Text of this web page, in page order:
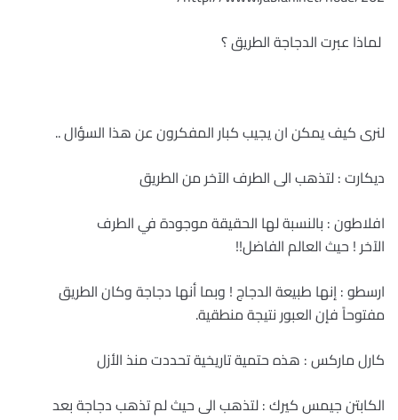
لماذا عبرت الدجاجة الطريق ؟
لنرى كيف يمكن ان يجيب كبار المفكرون عن هذا السؤال..
ديكارت : لتذهب الى الطرف الآخر من الطريق
افلاطون : بالنسبة لها الحقيقة موجودة في الطرف
الآخر ! حيث العالم الفاضل!!
ارسطو : إنها طبيعة الدجاج ! وبما أنها دجاجة وكان الطريق
مفتوحاً فإن العبور نتيجة منطقية.
كارل ماركس : هذه حتمية تاريخية تحددت منذ الأزل
الكابتن جيمس كيرك : لتذهب الى حيث لم تذهب دجاجة بعد